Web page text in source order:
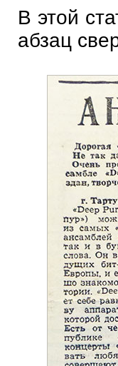
В этой
абзац